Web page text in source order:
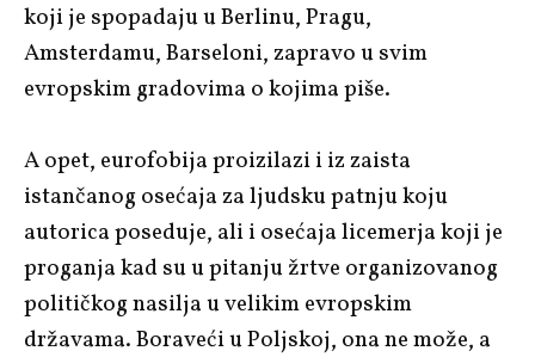
koji je spopadaju u Berlinu, Pragu,
Amsterdamu, Barseloni, zapravo u svim
evropskim gradovima o kojima piše.
A opet, eurofobija proizilazi i iz zaista
istančanog osećaja za ljudsku patnju koju
autorica poseduje, ali i osećaja licemerja koji je
proganja kad su u pitanju žrtve organizovanog
političkog nasilja u velikim evropskim
državama. Boraveći u Poljskoj, ona ne može, a